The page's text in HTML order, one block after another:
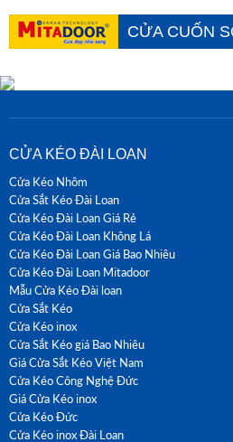
CỬA CUỐN
CỬA KÉO ĐÀI LOAN
Cửa Kéo Nhôm
Cửa Sắt Kéo Đài Loan
Cửa Kéo Đài Loan Giá Rẻ
Cửa Kéo Đài Loan Không Lá
Cửa Kéo Đài Loan Giá Bao Nhiêu
Cửa Kéo Đài Loan Mitadoor
Mẫu Cửa Kéo Đài loan
Cửa Sắt Kéo
Cửa Kéo inox
Cửa Sắt Kéo giá Bao Nhiêu
Giá Cửa Sắt Kéo Việt Nam
Cửa Kéo Công Nghệ Đức
Giá Cửa Kéo inox
Cửa Kéo Đức
Cửa Kéo inox Đài Loan